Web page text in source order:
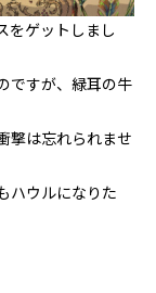
をゲットしまし
ですが、緑耳の牛
撃は忘れられませ
ハウルになりた